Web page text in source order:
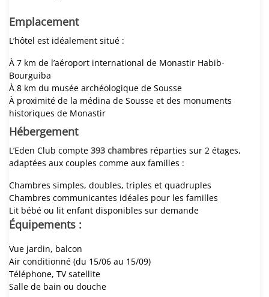
Emplacement
L’hôtel est idéalement situé :
À 7 km de l’aéroport international de Monastir Habib-
Bourguiba
À 8 km du musée archéologique de Sousse
À proximité de la médina de Sousse et des monuments
historiques de Monastir
Hébergement
L’Eden Club compte 393 chambres réparties sur 2 étages,
adaptées aux couples comme aux familles :
Chambres simples, doubles, triples et quadruples
Chambres communicantes idéales pour les familles
Lit bébé ou lit enfant disponibles sur demande
Équipements :
Vue jardin, balcon
Air conditionné (du 15/06 au 15/09)
Téléphone, TV satellite
Salle de bain ou douche